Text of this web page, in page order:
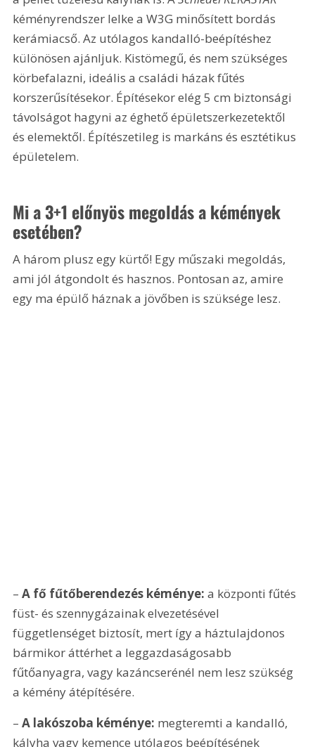
kéményrendszer lelke a W3G minősített bordás
kerámiacső. Az utólagos kandalló-beépítéshez
különösen ajánljuk. Kistömegű, és nem szükséges
körbefalazni, ideális a családi házak fűtés
korszerűsítésekor. Építésekor elég 5 cm biztonsági
távolságot hagyni az éghető épületszerkezetektől
és elemektől. Építészetileg is markáns és esztétikus
épületelem.
Mi a 3+1 előnyös megoldás a kémények
esetében?
A három plusz egy kürtő! Egy műszaki megoldás,
ami jól átgondolt és hasznos. Pontosan az, amire
egy ma épülő háznak a jövőben is szüksége lesz.
– A fő fűtőberendezés kéménye: a központi fűtés
füst- és szennygázainak elvezetésével
függetlenséget biztosít, mert így a háztulajdonos
bármikor áttérhet a leggazdaságosabb
fűtőanyagra, vagy kazáncserénél nem lesz szükség
a kémény átépítésére.
– A lakószoba kéménye: megteremti a kandalló,
kályha vagy kemence utólagos beépítésének